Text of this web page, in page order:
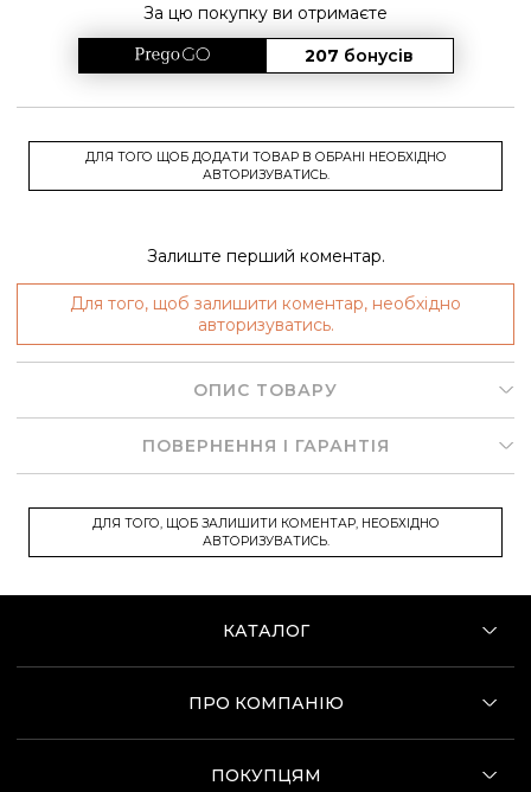
За цю покупку ви отримаєте
207 бонусів
ДЛЯ ТОГО ЩОБ ДОДАТИ ТОВАР В ОБРАНІ НЕОБХІДНО
АВТОРИЗУВАТИСЬ.
Залиште перший коментар.
Для того, щоб залишити коментар, необхідно
авторизуватись.
ОПИС ТОВАРУ
ПОВЕРНЕННЯ І ГАРАНТІЯ
ДЛЯ ТОГО, ЩОБ ЗАЛИШИТИ КОМЕНТАР, НЕОБХІДНО
АВТОРИЗУВАТИСЬ.
КАТАЛОГ
ПРО КОМПАНІЮ
ПОКУПЦЯМ